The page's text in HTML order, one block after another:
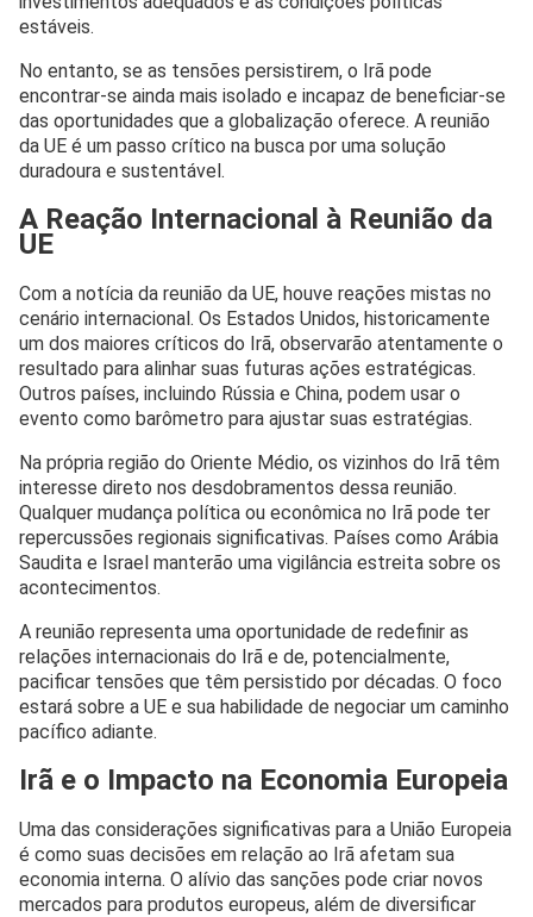
estáveis.
No entanto, se as tensões persistirem, o Irã pode
encontrar-se ainda mais isolado e incapaz de beneficiar-se
das oportunidades que a globalização oferece. A reunião
da UE é um passo crítico na busca por uma solução
duradoura e sustentável.
A Reação Internacional à Reunião da
UE
Com a notícia da reunião da UE, houve reações mistas no
cenário internacional. Os Estados Unidos, historicamente
um dos maiores críticos do Irã, observarão atentamente o
resultado para alinhar suas futuras ações estratégicas.
Outros países, incluindo Rússia e China, podem usar o
evento como barômetro para ajustar suas estratégias.
Na própria região do Oriente Médio, os vizinhos do Irã têm
interesse direto nos desdobramentos dessa reunião.
Qualquer mudança política ou econômica no Irã pode ter
repercussões regionais significativas. Países como Arábia
Saudita e Israel manterão uma vigilância estreita sobre os
acontecimentos.
A reunião representa uma oportunidade de redefinir as
relações internacionais do Irã e de, potencialmente,
pacificar tensões que têm persistido por décadas. O foco
estará sobre a UE e sua habilidade de negociar um caminho
pacífico adiante.
Irã e o Impacto na Economia Europeia
Uma das considerações significativas para a União Europeia
é como suas decisões em relação ao Irã afetam sua
economia interna. O alívio das sanções pode criar novos
mercados para produtos europeus, além de diversificar